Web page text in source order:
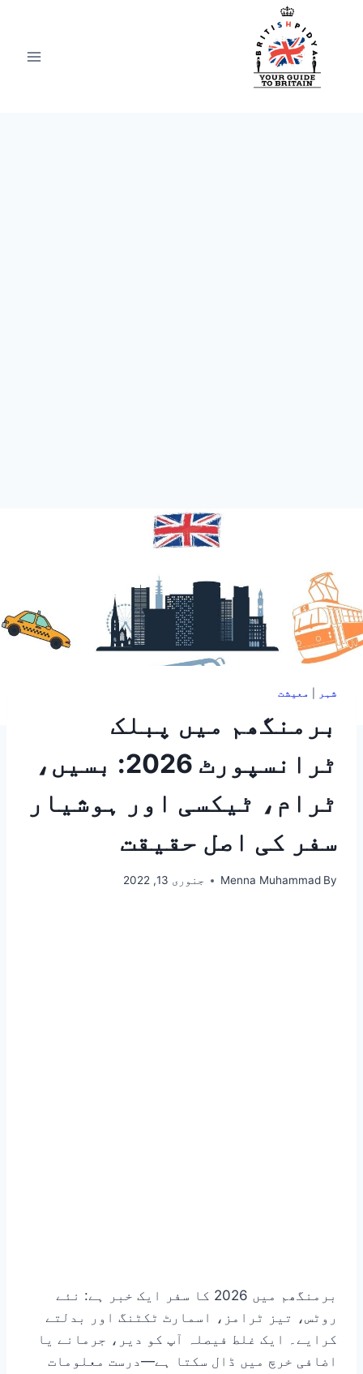
content
شہر معیشت
برمنگھم میں پبلک
ٹرانسپورٹ 2026: بسیں،
ٹرام، ٹیکسی اور ہوشیار
سفر کی اصل حقیقت
By
Menna Muhammad جنوری 13, 2022
برمنگھم میں 2026 کا سفر ایک خبر ہے: نئے
روٹس، تیز ٹرامز، اسمارٹ ٹکٹنگ اور بدلتے
کرایے۔ ایک غلط فیصلہ آپ کو دیر، جرمانے یا
اضافی خرچ میں ڈال سکتا ہے—درست معلومات